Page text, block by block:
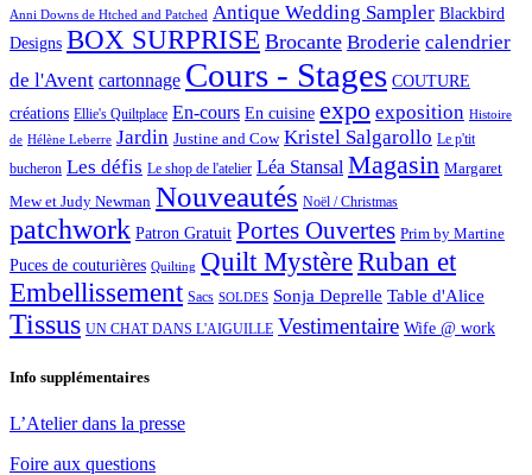
Anni Downs de Htched and Patched Antique Wedding Sampler Blackbird
Designs BOX SURPRISE Brocante Broderie calendrier
de l'Avent cartonnage Cours - Stages COUTURE
créations Ellie's Quiltplace En-cours En cuisine expo exposition Histoire
de Hélène Leberre Jardin Justine and Cow Kristel Salgarollo Le p'tit
bucheron Les défis Le shop de l'atelier Léa Stansal Magasin Margaret
Mew et Judy Newman Nouveautés Noël / Christmas
patchwork Patron Gratuit Portes Ouvertes Prim by Martine
Puces de couturières Quilting Quilt MystèreRuban et
Embellissement Sacs SOLDES Sonja Deprelle Table d'Alice
Tissus UN CHAT DANS L'AIGUILLE Vestimentaire Wife @ work
Info supplémentaires
L’Atelier dans la presse
Foire aux questions